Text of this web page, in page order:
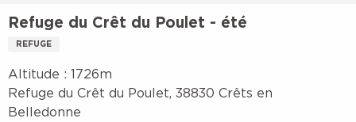
Refuge du Crêt du Poulet - été
REFUGE
Altitude : 1726m
Refuge du Crêt du Poulet, 38830 Crêts en
Belledonne